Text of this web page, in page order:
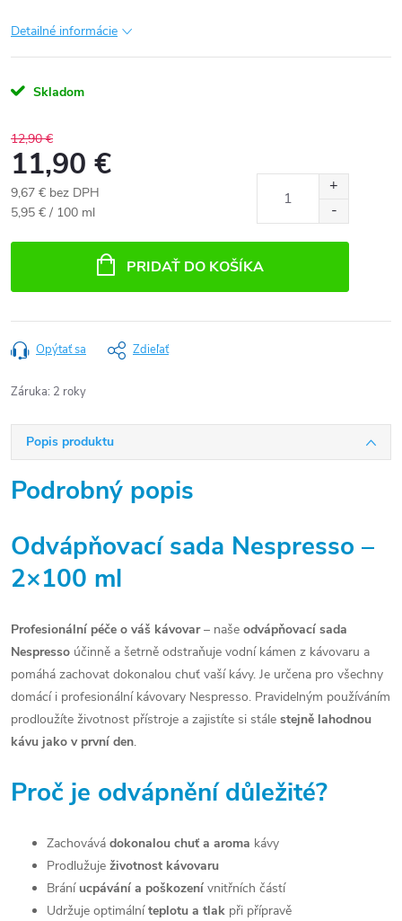
Detailné informácie
Skladom
12,90 €
11,90 €
9,67 € bez DPH
Jednotková
5,95 € / 100 ml
PRIDAŤ DO KOŠÍKA
Opýtať sa Zdieľať
Záruka: 2 roky
Popis produktu
Podrobný popis
Odvápňovací sada Nespresso –
2×100 ml
Profesionální péče o váš kávovar– naše odvápňovací sada
Nespresso účinně a šetrně odstraňuje vodní kámen z kávovaru a
pomáhá zachovat dokonalou chuť vaší kávy. Je určena pro všechny
domácí i profesionální kávovary Nespresso. Pravidelným používáním
prodloužíte životnost přístroje a zajistíte si stále stejně lahodnou
kávu jako v první den.
Proč je odvápnění důležité?
Zachovává dokonalou chuť a aroma kávy
Prodlužuje životnost kávovaru
Brání ucpávání a poškození vnitřních částí
Udržuje optimálníteplotu a tlak při přípravě